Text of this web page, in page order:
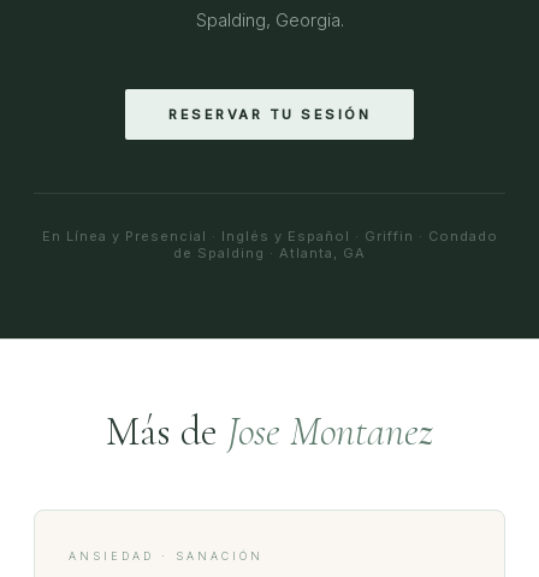
Spalding, Georgia.
RESERVAR TU SESIÓN
En Línea y Presencial · Inglés y Español · Griffin · Condado
de Spalding · Atlanta, GA
Más de Jose Montanez
ANSIEDAD · SANACIÓN